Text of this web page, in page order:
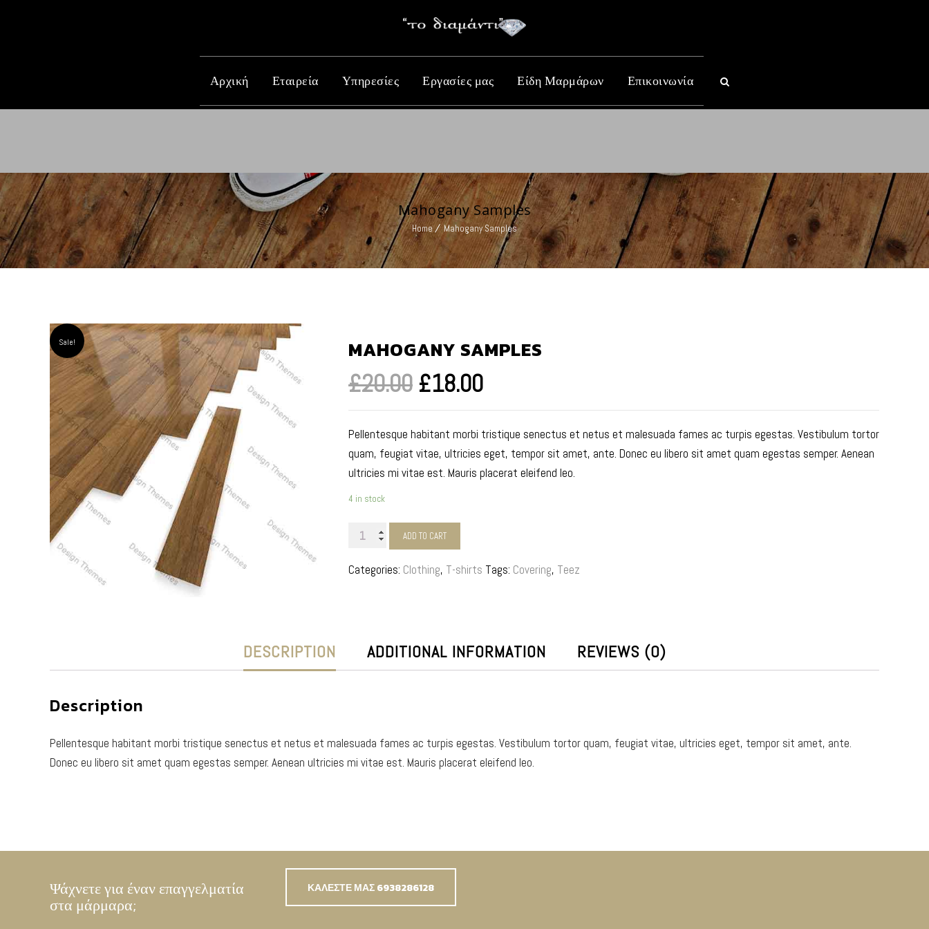
Αρχική Εταιρεία Υπηρεσίες Εργασίες μας Είδη Μαρμάρων Επικοινωνία
Mahogany Samples
Home Mahogany Samples
Sale! MAHOGANY SAMPLES
£20.00 £18.00
Pellentesque habitant morbi tristique senectus et netus et malesuada fames ac turpis egestas. Vestibulum tortor
quam, feugiat vitae, ultricies eget, tempor sit amet, ante. Donec eu libero sit amet quam egestas semper. Aenean
ultricies mi vitae est. Mauris placerat eleifend leo.
4 in stock
Mahogany
quantity
ADD TO CART
Categories: Clothing, T-shirts Tags: Covering, Teez
DESCRIPTION ADDITIONAL INFORMATION REVIEWS (0)
Description
Pellentesque habitant morbi tristique senectus et netus et malesuada fames ac turpis egestas. Vestibulum tortor quam, feugiat vitae, ultricies eget, tempor sit amet, ante.
Donec eu libero sit amet quam egestas semper. Aenean ultricies mi vitae est. Mauris placerat eleifend leo.
Ψάχνετε για έναν επαγγελματία
στα μάρμαρα;
ΚΑΛΕΣΤΕ ΜΑΣ 6938286128